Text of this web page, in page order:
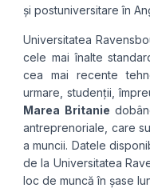
și postuniversitare în
Universitatea
cele mai înalte
cea mai recente
urmare, studenții,
Marea Britanie
antreprenoriale, care
a muncii. Datele
de la Universitatea
loc de muncă în șase